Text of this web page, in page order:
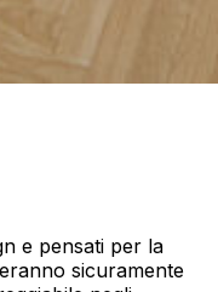
e pensati per la
sicuramente